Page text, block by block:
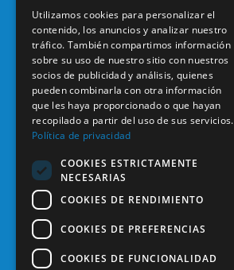
C/ Mauricio Legendre, 38
28046 Madrid
91 561 29 05
informacion@coem.org.es
Utilizamos cookies para personalizar el
contenido, los anuncios y analizar nuestro
tráfico. También compartimos información
sobre su uso de nuestro sitio con nuestros
socios de publicidad y análisis, quienes
pueden combinarla con otra información
que les haya proporcionado o que hayan
recopilado a partir del uso de sus servicios.
Política de privacidad
COOKIES ESTRICTAMENTE
NECESARIAS
COOKIES DE RENDIMIENTO
COOKIES DE PREFERENCIAS
COOKIES DE FUNCIONALIDAD